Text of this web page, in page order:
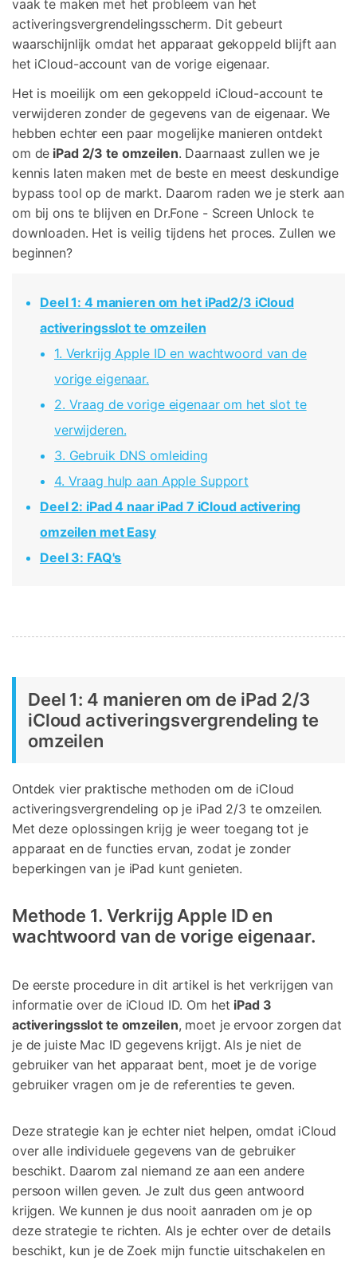
Ontdek
Overzicht
Video
Ontdek
Overzicht
Diagram & Ontwerp
Corrupte video restauratie.
Bekijk alle producten
Ontdek
Overzicht
WA Transfer
Telefoon Herstel
Scherm ontgrendelen
Gegevensherstel
iPhone gegevensherstel Android gegevensherstel
WhatsApp Overdracht
iTunes herstellen
iTunes-fouten oplossen
Systeemreparatie
Gegevens wissen
iPhone gegevens wissen Android gegevens wissen
Telefoon Overdracht
Overdracht van telefoon naar telefoon
Bekijk De Volledige Toolkit
Andere
vaak te maken met het probleem van het
activeringsvergrendelingsscherm. Dit gebeurt
waarschijnlijk omdat het apparaat gekoppeld blijft aan
het iCloud-account van de vorige eigenaar.
Het is moeilijk om een gekoppeld iCloud-account te
verwijderen zonder de gegevens van de eigenaar. We
hebben echter een paar mogelijke manieren ontdekt
om de iPad 2/3 te omzeilen. Daarnaast zullen we je
kennis laten maken met de beste en meest deskundige
bypass tool op de markt. Daarom raden we je sterk aan
om bij ons te blijven en Dr.Fone - Screen Unlock te
downloaden. Het is veilig tijdens het proces. Zullen we
beginnen?
Deel 1: 4 manieren om het iPad2/3 iCloud
activeringsslot te omzeilen
1. Verkrijg Apple ID en wachtwoord van de
vorige eigenaar.
2. Vraag de vorige eigenaar om het slot te
verwijderen.
3. Gebruik DNS omleiding
4. Vraag hulp aan Apple Support
Deel 2: iPad 4 naar iPad 7 iCloud activering
omzeilen met Easy
Deel 3: FAQ's
Deel 1: 4 manieren om de iPad 2/3
iCloud activeringsvergrendeling te
omzeilen
Ontdek vier praktische methoden om de iCloud
activeringsvergrendeling op je iPad 2/3 te omzeilen.
Met deze oplossingen krijg je weer toegang tot je
apparaat en de functies ervan, zodat je zonder
beperkingen van je iPad kunt genieten.
Methode 1. Verkrijg Apple ID en
wachtwoord van de vorige eigenaar.
De eerste procedure in dit artikel is het verkrijgen van
informatie over de iCloud ID. Om het iPad 3
activeringsslot te omzeilen, moet je ervoor zorgen dat
je de juiste Mac ID gegevens krijgt. Als je niet de
gebruiker van het apparaat bent, moet je de vorige
gebruiker vragen om je de referenties te geven.
Deze strategie kan je echter niet helpen, omdat iCloud
over alle individuele gegevens van de gebruiker
beschikt. Daarom zal niemand ze aan een andere
persoon willen geven. Je zult dus geen antwoord
krijgen. We kunnen je dus nooit aanraden om je op
deze strategie te richten. Als je echter over de details
beschikt, kun je de Zoek mijn functie uitschakelen en